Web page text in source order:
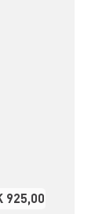
925,00